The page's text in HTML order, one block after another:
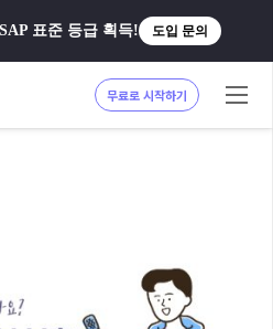
표준 등급 획득! 도입 문의
무료로 시작하기